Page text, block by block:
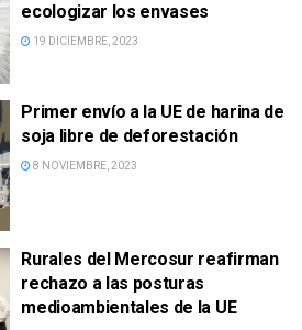
ecologizar los envases
19 DICIEMBRE, 2023
Primer envío a la UE de harina de
soja libre de deforestación
8 NOVIEMBRE, 2023
Rurales del Mercosur reafirman
rechazo a las posturas
medioambientales de la UE